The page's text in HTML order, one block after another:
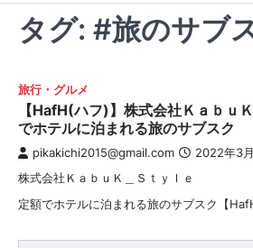
タグ: #旅のサブ
旅行・グルメ
【HafH(ハフ)】株式会社Ｋａｂｕ
でホテルに泊まれる旅のサブスク
pikakichi2015@gmail.com 2022年3
株式会社ＫａｂｕＫ＿Ｓｔｙｌｅ
定額でホテルに泊まれる旅のサブスク【